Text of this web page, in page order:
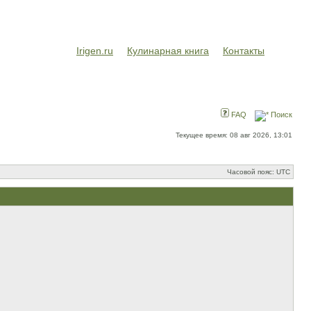
Irigen.ru Кулинарная книга Контакты
FAQ Поиск
Текущее время: 08 авг 2026, 13:01
Часовой пояс: UTC